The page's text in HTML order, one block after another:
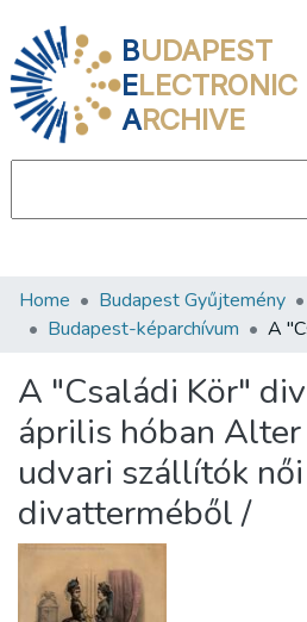
BUDAPEST
ELECTRONIC
ARCHIVE
Communities & Collections
Statistics
About us
Home Budapest Gyűjtemény
Budapest-képarchívum
A "Családi Kör"
április hóban Alter
udvari szállítók női
divatterméből /